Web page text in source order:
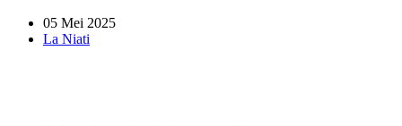
05 Mei 2025
La Niati